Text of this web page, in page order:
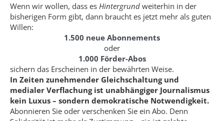
Wenn wir wollen, dass es Hintergrund weiterhin in der
bisherigen Form gibt, dann braucht es jetzt mehr als guten
Willen:
1.500 neue Abonnements
oder
1.000 Förder-Abos
sichern das Erscheinen in der bewährten Weise.
In Zeiten zunehmender Gleichschaltung und
medialer Verflachung ist unabhängiger Journalismus
kein Luxus – sondern demokratische Notwendigkeit.
Abonnieren Sie oder verschenken Sie ein Abo. Denn